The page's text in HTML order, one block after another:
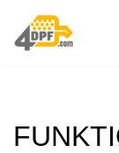
Zum